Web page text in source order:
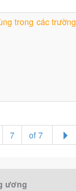
trong các
7 of 7
ương